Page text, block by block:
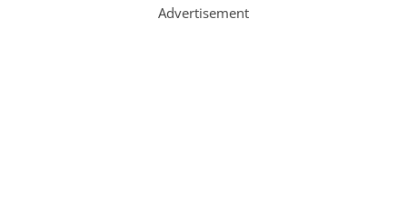
Advertisement